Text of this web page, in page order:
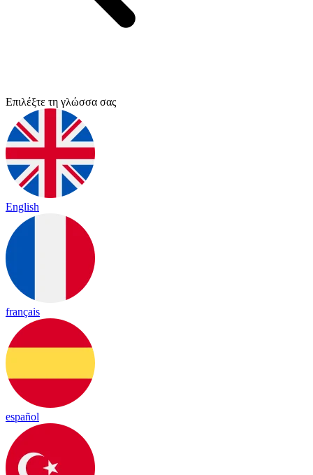
Επιλέξτε τη γλώσσα σας
English
français
español